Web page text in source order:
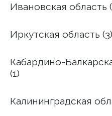
Ивановская область
Иркутская область (3)
Кабардино-
(1)
Калининградская